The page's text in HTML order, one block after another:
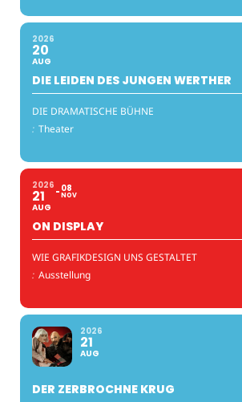
2026
20
AUG
DIE LEIDEN DES JUNGEN WERTHER
DIE DRAMATISCHE BÜHNE
: Theater
2026
21
AUG
08
NOV
ON DISPLAY
WIE GRAFIKDESIGN UNS GESTALTET
: Ausstellung
2026
21
AUG
DER ZERBROCHNE KRUG